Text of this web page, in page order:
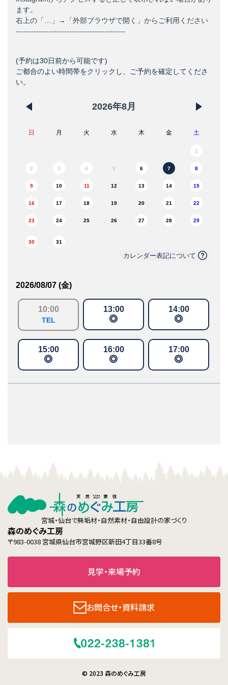
宮城・仙台で無垢材・自然素材・自由設計の家づくり
森のめぐみ工房
〒983-0038 宮城県仙台市宮城野区新田4丁目33番8号
見学・来場予約
お問合せ・資料請求
© 2023 森のめぐみ工房